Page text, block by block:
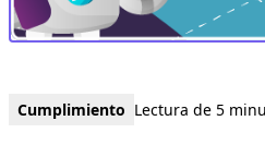
Cumplimiento Lectura de 5